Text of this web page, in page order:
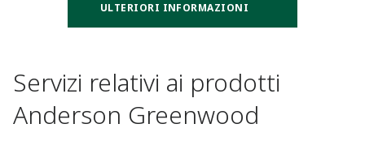
ULTERIORI INFORMAZIONI
Servizi relativi ai prodotti
Anderson Greenwood